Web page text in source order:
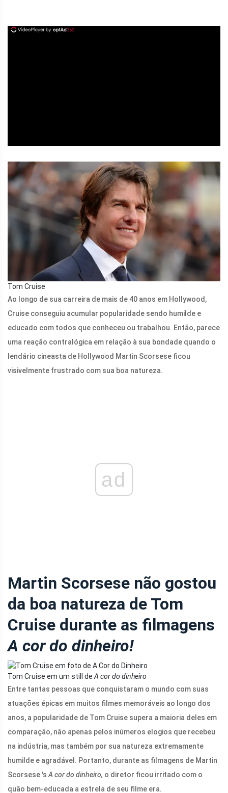
Tom Cruise
Ao longo de sua carreira de mais de 40 anos em Hollywood,
Cruise conseguiu acumular popularidade sendo humilde e
educado com todos que conheceu ou trabalhou. Então, parece
uma reação contralógica em relação à sua bondade quando o
lendário cineasta de Hollywood Martin Scorsese ficou
visivelmente frustrado com sua boa natureza.
ad
Martin Scorsese não gostou
da boa natureza de Tom
Cruise durante as filmagens
A cor do dinheiro!
Tom Cruise em um still deA cor do dinheiro
Entre tantas pessoas que conquistaram o mundo com suas
atuações épicas em muitos filmes memoráveis ​​ao longo dos
anos, a popularidade de Tom Cruise supera a maioria deles em
comparação, não apenas pelos inúmeros elogios que recebeu
na indústria, mas também por sua natureza extremamente
humilde e agradável. Portanto, durante as filmagens de Martin
Scorsese 'sA cor do dinheiro, o diretor ficou irritado com o
quão bem-educada a estrela de seu filme era.